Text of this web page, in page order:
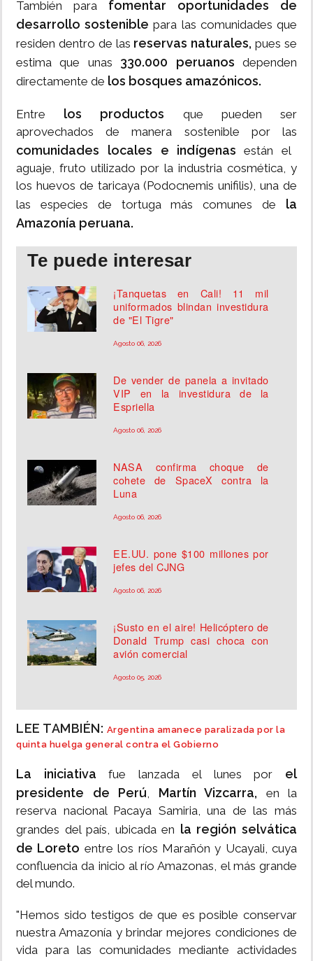
También para fomentar oportunidades de
desarrollo sostenible para las comunidades que
residen dentro de las reservas naturales,pues se
estima que unas 330.000 peruanos dependen
directamente de los bosques amazónicos.
Entre los productos que pueden ser
aprovechados de manera sostenible por las
comunidades locales e indígenasestán el
aguaje, fruto utilizado por la industria cosmética, y
los huevos de taricaya (Podocnemis unifilis), una de
las especies de tortuga más comunes de la
Amazonía peruana.
Te puede interesar
¡Tanquetas en Cali! 11 mil
uniformados blindan investidura
de "El Tigre"
Agosto 06, 2026
De vender de panela a invitado
VIP en la investidura de la
Espriella
Agosto 06, 2026
NASA confirma choque de
cohete de SpaceX contra la
Luna
Agosto 06, 2026
EE.UU. pone $100 millones por
jefes del CJNG
Agosto 06, 2026
¡Susto en el aire! Helicóptero de
Donald Trump casi choca con
avión comercial
Agosto 05, 2026
LEE TAMBIÉN: Argentina amanece paralizada por la
quinta huelga general contra el Gobierno
La iniciativafue lanzada el lunes por el
presidente de Perú, Martín Vizcarra, en la
reserva nacional Pacaya Samiria, una de las más
grandes del país, ubicada en la región selvática
de Loreto entre los ríos Marañón y Ucayali, cuya
confluencia da inicio al río Amazonas, el más grande
del mundo.
"Hemos sido testigos de que es posible conservar
nuestra Amazonía y brindar mejores condiciones de
vida para las comunidades mediante actividades